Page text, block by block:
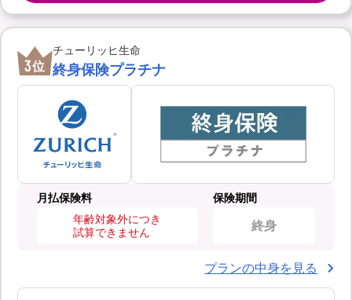
3位
チューリッヒ生命
終身保険プラチナ
月払保険料
年齢対象外につき
試算できません
保険期間
終身
プランの中身を見る